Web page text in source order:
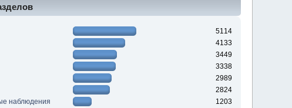
5114
4133
3449
3338
2989
2824
наблюдения
1203